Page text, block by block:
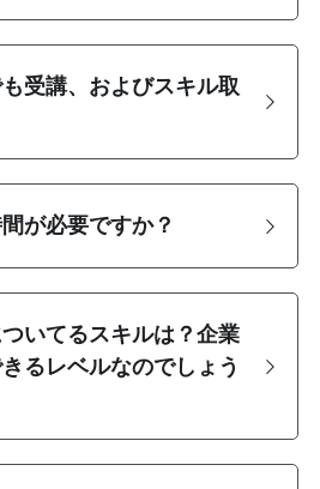
受講、およびスキル取
が必要ですか？
いてるスキルは？企業
るレベルなのでしょう